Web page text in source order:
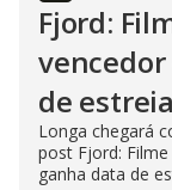
Fjord:
de
Longa chegará
post Fjord:
ganha data de